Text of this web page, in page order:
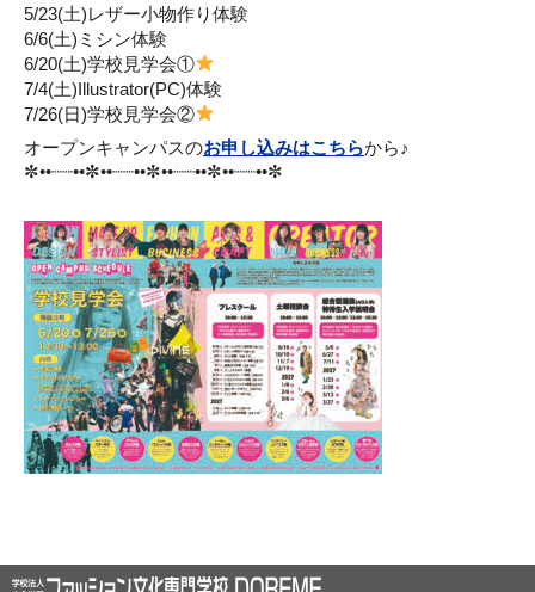
5/23(土)レザー小物作り体験
6/6(土)ミシン体験
6/20(土)学校見学会①
7/4(土)Illustrator(PC)体験
7/26(日)学校見学会②
オープンキャンパスのお申し込みはこちらから♪⁡
✼••┈┈••✼••┈┈••✼••┈┈••✼••┈┈••✼